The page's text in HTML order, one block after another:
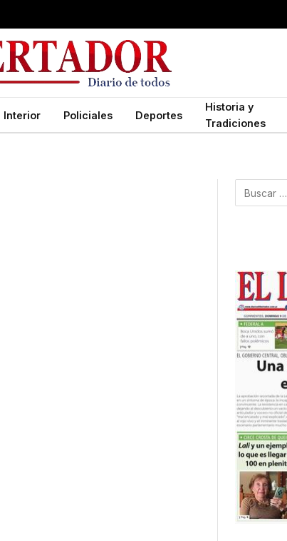
Interior Policiales Deportes
Historia y
Tradiciones